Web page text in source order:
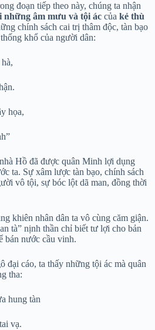
đoạn tiếp theo này, chúng ta nhận
những âm mưu và tội ác của kẻ thù
chính sách cai trị thâm độc, tàn bạo
khổ của người dân:
họa,
Hồ đã được quân Minh lợi dụng
ta. Sự xâm lược tàn bạo, chính sách
vô tội, sự bóc lột dã man, đồng thời
khiên nhân dân ta vô cùng căm giận.
tà” nịnh thần chỉ biết tư lợi cho bản
bán nước cầu vinh.
cáo, ta thấy những tội ác mà quân
tha:
hung tàn
vạ.